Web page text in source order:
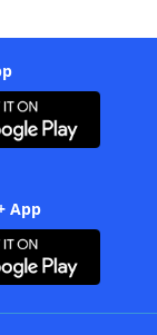
App